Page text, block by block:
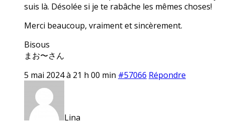
suis là. Désolée si je te rabâche les mêmes choses!
Merci beaucoup, vraiment et sincèrement.
Bisous
まお〜さん
5 mai 2024 à 21 h 00 min #57066 Répondre
Lina